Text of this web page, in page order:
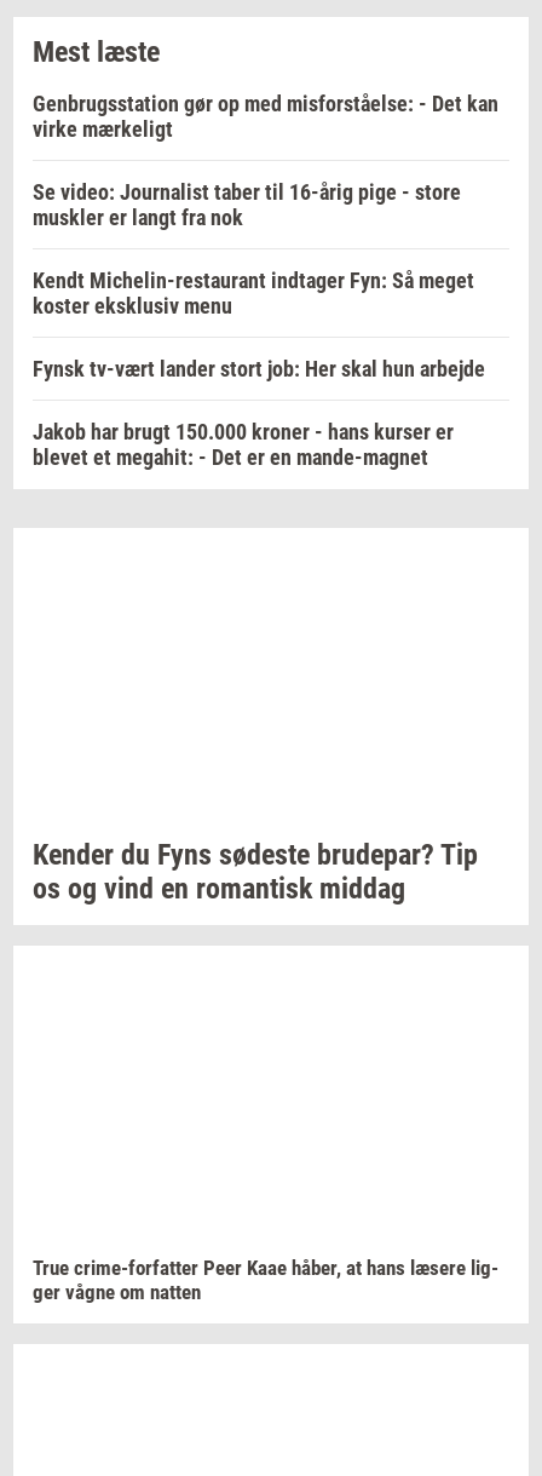
Mest læste
Genbrugsstation gør op med misforståelse: - Det kan
virke mærkeligt
Se video: Journalist taber til 16-årig pige - store
muskler er langt fra nok
Kendt Michelin-restaurant indtager Fyn: Så meget
koster eksklusiv menu
Fynsk tv-vært lander stort job: Her skal hun arbejde
Jakob har brugt 150.000 kroner - hans kurser er
blevet et megahit: - Det er en mande-magnet
Ken­der du Fyns sø­de­ste bru­de­par? Tip
os og vind en ro­man­tisk mid­dag
True crime-​forfatter Peer Kaae håber, at hans læ­se­re lig­
ger vågne om nat­ten